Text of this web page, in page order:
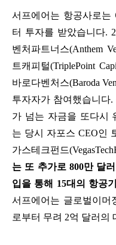
서프에어는 항공사로는
터 투자를 받았습니다.
벤처파트너스(Anthem
트캐피털(TriplePoint
바로다벤처스(Baroda
투자자가 참여했습니다
가 넘는 자금을 또다시
는 당시 자포스 CEO인
가스테크펀드
는 또 추가로 800만 달
입을 통해 15대의 항공
서프에어는 글로벌이머
로부터 무려 2억 달러의